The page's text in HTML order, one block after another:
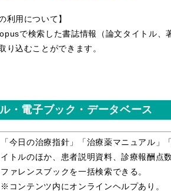
利用について】
で検索した書誌情報（論文タイトル
り込むことができます。
・電子ブック・データベース
「今日の治療指針」「治療薬マニュアル」
イトルのほか、患者説明資料、診療報酬点
ファレンスブックを一括検索できる。
※コンテンツ内にオンラインヘルプあり。